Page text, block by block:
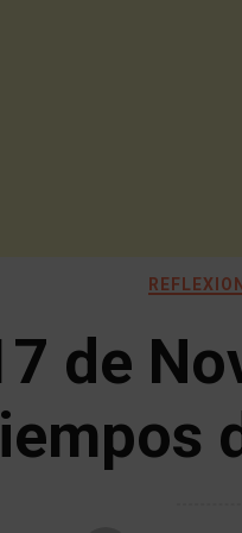
de